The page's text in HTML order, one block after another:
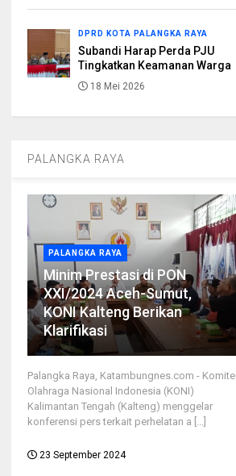
DPRD KOTA PALANGKA RAYA
Subandi Harap Perda PJU
Tingkatkan Keamanan Warga
18 Mei 2026
PALANGKA RAYA
PALANGKA RAYA
Minim Prestasi di PON
XXI/2024 Aceh-Sumut,
KONI Kalteng Berikan
Klarifikasi
Palangka Raya, Katambungnes.com - Komite
Olahraga Nasional Indonesia (KONI)
Kalimantan Tengah (Kalteng) menggelar
konferensi pers terkait perhelatan a [...]
23 September 2024